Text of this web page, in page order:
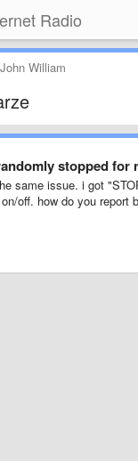
Radio
John William
stopped for
same issue. i got
off. how do you report